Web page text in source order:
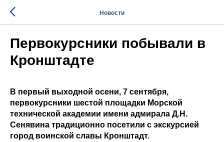
Новости
Первокурсники побывали в
Кронштадте
В первый выходной осени, 7 сентября,
первокурсники шестой площадки Морской
технической академии имени адмирала Д.Н.
Сенявина традиционно посетили с экскурсией
город воинской славы Кронштадт.